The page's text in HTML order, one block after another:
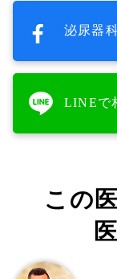
泌尿器
LINEで
この